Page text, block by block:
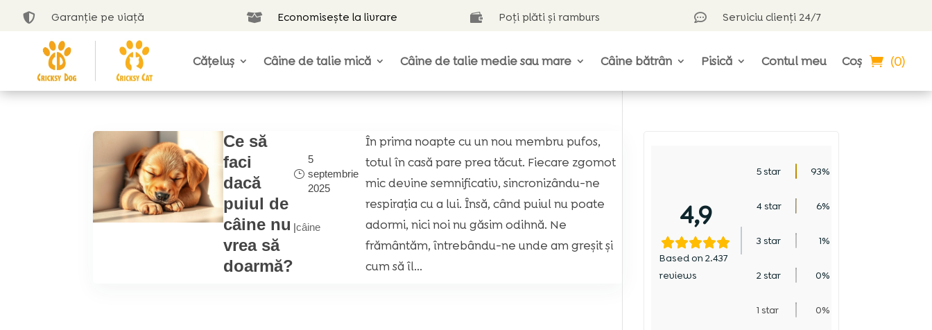
 Garanție pe viață  Economisește la livrare  Poți plăti și ramburs  Serviciu clienți 24/7
Cățeluș Câine de talie mică Câine de talie medie sau mare Câine bătrân Pisică Contul meu Coș (0)
Ce să
faci
dacă
puiul de
câine nu
vrea să
doarmă?
5
septembrie
2025
|câine
În prima noapte cu un nou membru pufos,
totul în casă pare prea tăcut. Fiecare zgomot
mic devine semnificativ, sincronizându-ne
respirația cu a lui. Însă, când puiul nu poate
adormi, nici noi nu găsim odihnă. Ne
frământăm, întrebându-ne unde am greșit și
cum să îl...
4,9
Based on 2.437
reviews
5 star 93%
4 star 6%
3 star 1%
2 star 0%
1 star 0%